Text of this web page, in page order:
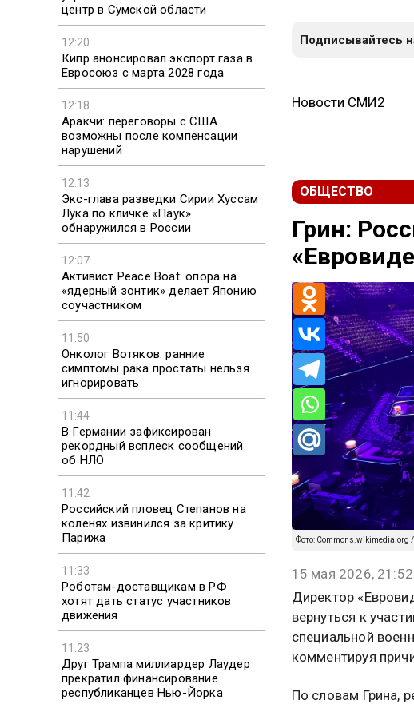
центр в Сумской области
12:20
Кипр анонсировал экспорт газа в
Евросоюз с марта 2028 года
12:18
Аракчи: переговоры с США
возможны после компенсации
нарушений
12:13
Экс-глава разведки Сирии Хуссам
Лука по кличке «Паук»
обнаружился в России
12:07
Активист Peace Boat: опора на
«ядерный зонтик» делает Японию
соучастником
11:50
Онколог Вотяков: ранние
симптомы рака простаты нельзя
игнорировать
11:44
В Германии зафиксирован
рекордный всплеск сообщений
об НЛО
11:42
Российский пловец Степанов на
коленях извинился за критику
Парижа
11:33
Роботам-доставщикам в РФ
хотят дать статус участников
движения
11:23
Друг Трампа миллиардер Лаудер
прекратил финансирование
республиканцев Нью-Йорка
Подписывайтесь
Новости СМИ2
ОБЩЕСТВО
Грин:
Фото: Commons.wikimedia.org /
15 мая 2026,
Директор
вернуться к
специальной
комментируя
По словам Грина,